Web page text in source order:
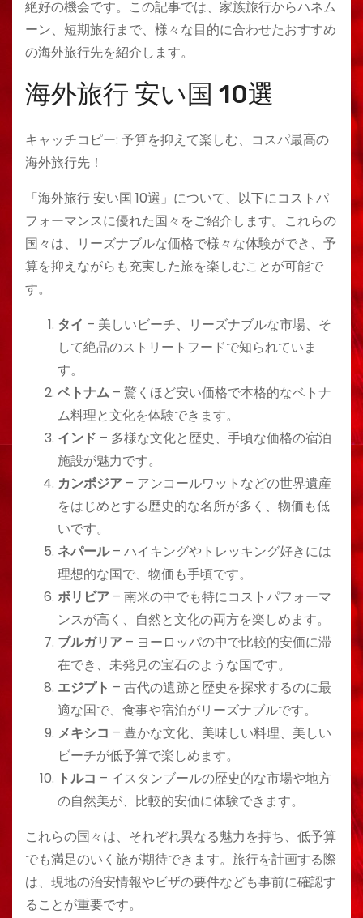
絶好の機会です。この記事では、家族旅行からハネム
ーン、短期旅行まで、様々な目的に合わせたおすすめ
の海外旅行先を紹介します。
海外旅行 安い国 10選
キャッチコピー: 予算を抑えて楽しむ、コスパ最高の
海外旅行先！
「海外旅行 安い国 10選」について、以下にコストパ
フォーマンスに優れた国々をご紹介します。これらの
国々は、リーズナブルな価格で様々な体験ができ、予
算を抑えながらも充実した旅を楽しむことが可能で
す。
タイ – 美しいビーチ、リーズナブルな市場、そ
して絶品のストリートフードで知られていま
す。
ベトナム – 驚くほど安い価格で本格的なベトナ
ム料理と文化を体験できます。
インド – 多様な文化と歴史、手頃な価格の宿泊
施設が魅力です。
カンボジア – アンコールワットなどの世界遺産
をはじめとする歴史的な名所が多く、物価も低
いです。
ネパール– ハイキングやトレッキング好きには
理想的な国で、物価も手頃です。
ボリビア – 南米の中でも特にコストパフォーマ
ンスが高く、自然と文化の両方を楽しめます。
ブルガリア – ヨーロッパの中で比較的安価に滞
在でき、未発見の宝石のような国です。
エジプト – 古代の遺跡と歴史を探求するのに最
適な国で、食事や宿泊がリーズナブルです。
メキシコ – 豊かな文化、美味しい料理、美しい
ビーチが低予算で楽しめます。
トルコ – イスタンブールの歴史的な市場や地方
の自然美が、比較的安価に体験できます。
これらの国々は、それぞれ異なる魅力を持ち、低予算
でも満足のいく旅が期待できます。旅行を計画する際
は、現地の治安情報やビザの要件なども事前に確認す
ることが重要です。